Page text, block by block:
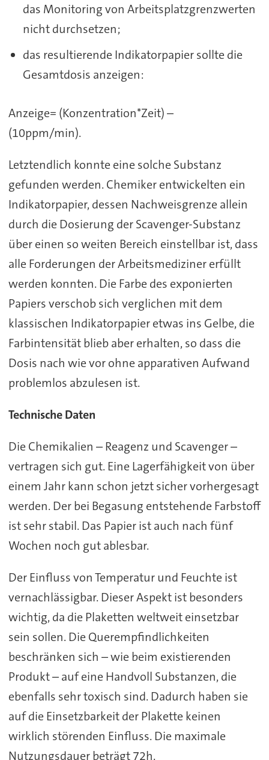
das Monitoring von Arbeitsplatzgrenzwerten
nicht durchsetzen;
das resultierende Indikatorpapier sollte die
Gesamtdosis anzeigen:
Anzeige= (Konzentration*Zeit) –
(10ppm/min).
Letztendlich konnte eine solche Substanz
gefunden werden. Chemiker entwickelten ein
Indikatorpapier, dessen Nachweisgrenze allein
durch die Dosierung der Scavenger-Substanz
über einen so weiten Bereich einstellbar ist, dass
alle Forderungen der Arbeitsmediziner erfüllt
werden konnten. Die Farbe des exponierten
Papiers verschob sich verglichen mit dem
klassischen Indikatorpapier etwas ins Gelbe, die
Farbintensität blieb aber erhalten, so dass die
Dosis nach wie vor ohne apparativen Aufwand
problemlos abzulesen ist.
Technische Daten
Die Chemikalien – Reagenz und Scavenger –
vertragen sich gut. Eine Lagerfähigkeit von über
einem Jahr kann schon jetzt sicher vorhergesagt
werden. Der bei Begasung entstehende Farbstoff
ist sehr stabil. Das Papier ist auch nach fünf
Wochen noch gut ablesbar.
Der Einfluss von Temperatur und Feuchte ist
vernachlässigbar. Dieser Aspekt ist besonders
wichtig, da die Plaketten weltweit einsetzbar
sein sollen. Die Querempfindlichkeiten
beschränken sich – wie beim existierenden
Produkt – auf eine Handvoll Substanzen, die
ebenfalls sehr toxisch sind. Dadurch haben sie
auf die Einsetzbarkeit der Plakette keinen
wirklich störenden Einfluss. Die maximale
Nutzungsdauer beträgt 72h.